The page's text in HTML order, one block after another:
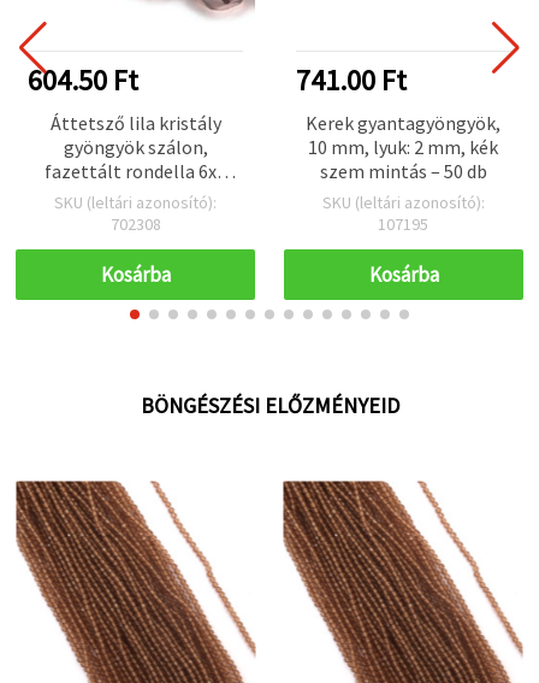
604.50 Ft
Áttetsző lila kristály
gyöngyök szálon,
fazettált rondella 6x4
mm, lyuk: 1 mm, kb. 88 db,
ékszerkészítéshez és
SKU (leltári azonosító):
702308
Kosárba
741.00 Ft
Kerek gyantagyöngyök,
10 mm, lyuk: 2 mm, kék
szem mintás – 50 db
SKU (leltári azonosító):
107195
Kosárba
BÖNGÉSZÉSI ELŐZMÉNYEID